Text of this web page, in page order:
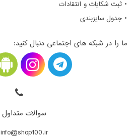
• ثبت شکایات و انتقادات
• جدول سایزبندی
ما را در شبکه های اجتماعی دنبال کنید:
سوالات متداول
info@shop100.ir